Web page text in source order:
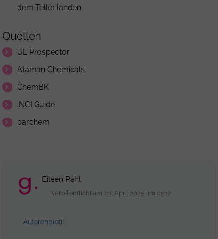
dem Teller landen.
Quellen
UL Prospector
Ataman Chemicals
ChemBK
INCI Guide
parchem
Eileen Pahl
Veröffentlicht am: 28. April 2025 um 05:12
Autorenprofil